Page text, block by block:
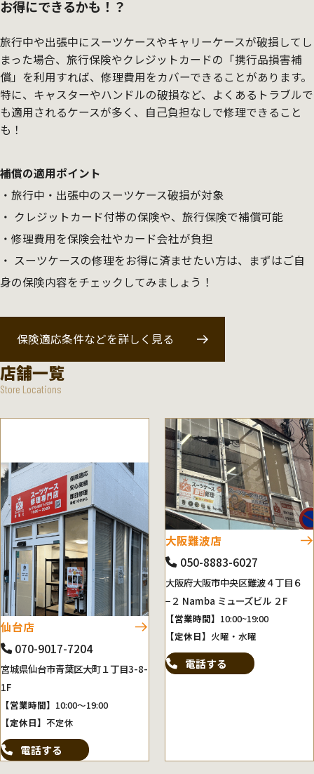
お得にできるかも！？
旅行中や出張中にスーツケースやキャリーケースが破損してし
まった場合、旅行保険やクレジットカードの「携行品損害補
償」を利用すれば、修理費用をカバーできることがあります。
特に、キャスターやハンドルの破損など、よくあるトラブルで
も適用されるケースが多く、自己負担なしで修理できること
も！
補償の適用ポイント
旅行中・出張中のスーツケース破損が対象
クレジットカード付帯の保険や、旅行保険で補償可能
修理費用を保険会社やカード会社が負担
スーツケースの修理をお得に済ませたい方は、まずはご自
身の保険内容をチェックしてみましょう！
保険適応条件などを詳しく見る
店舗一覧
Store Locations
仙台店
070-9017-7204
宮城県仙台市青葉区大町１丁目3-8-
1F
【営業時間】 10:00～19:00
【定休日】 不定休
電話する
大阪難波店
050-8883-6027
大阪府大阪市中央区難波４丁目６
−２ Namba ミューズビル ２F
【営業時間】 10:00~19:00
【定休日】 火曜・水曜
電話する